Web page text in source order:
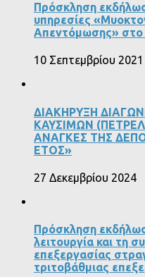
Πρόσκληση
υπηρεσίες
Απεντόμωσης» στο
10 Σεπτεμβρίου 2021
ΔΙΑΚΗΡΥΞΗ
ΚΑΥΣΙΜΩΝ
ΑΝΑΓΚΕΣ ΤΗΣ
ΕΤΟΣ»
27 Δεκεμβρίου 2024
Πρόσκληση
λειτουργία και τη
επεξεργασίας
τριτοβάθμιας